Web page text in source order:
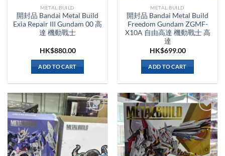
METAL BUILD
開封品 Bandai Metal Build
Exia Repair III Gundam 00 高
達 機動戰士
HK$880.00
ADD TO CART
METAL BUILD
開封品 Bandai Metal Build
Freedom Gundam ZGMF-
X10A 自由高達 機動戰士 高
達
HK$699.00
ADD TO CART